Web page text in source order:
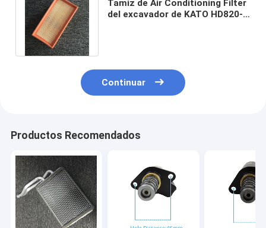
Tamiz de Air Conditioning Filter
del excavador de KATO HD820-3
Continuar
Productos Recomendados